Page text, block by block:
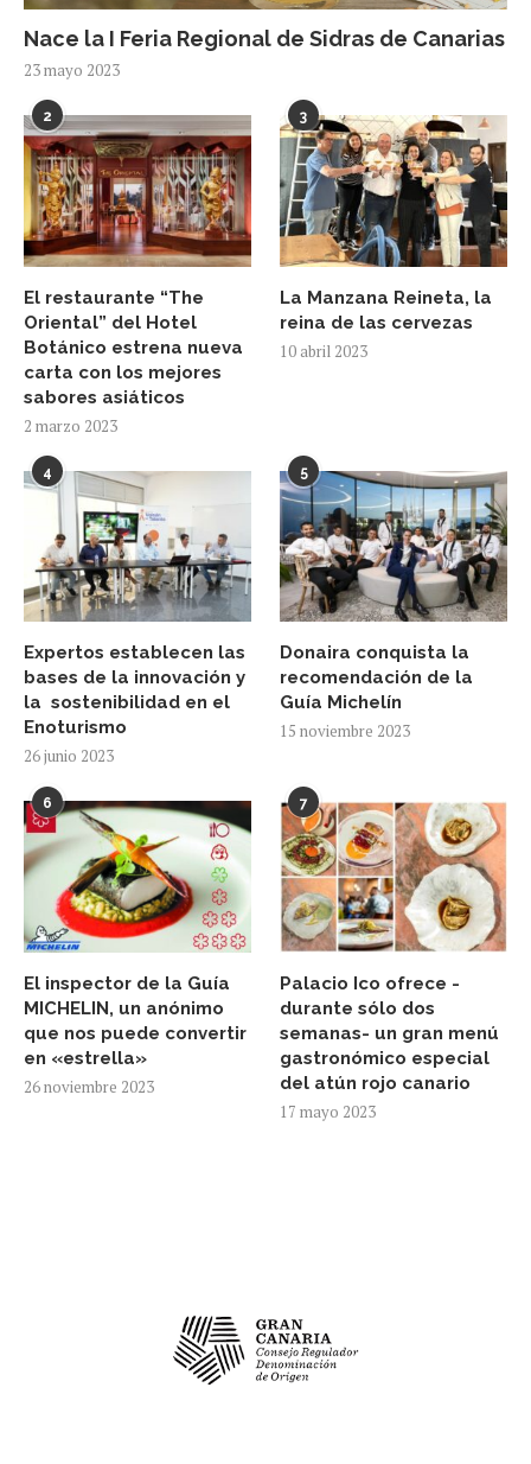
Nace la I Feria Regional de Sidras de Canarias
23 mayo 2023
2
El restaurante “The
Oriental” del Hotel
Botánico estrena nueva
carta con los mejores
sabores asiáticos
2 marzo 2023
3
La Manzana Reineta, la
reina de las cervezas
10 abril 2023
4
Expertos establecen las
bases de la innovación y
la sostenibilidad en el
Enoturismo
26 junio 2023
5
Donaira conquista la
recomendación de la
Guía Michelín
15 noviembre 2023
6
El inspector de la Guía
MICHELIN, un anónimo
que nos puede convertir
en «estrella»
26 noviembre 2023
7
Palacio Ico ofrece -
durante sólo dos
semanas- un gran menú
gastronómico especial
del atún rojo canario
17 mayo 2023